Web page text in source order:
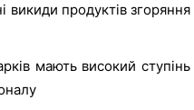
викиди продуктів
мають високий